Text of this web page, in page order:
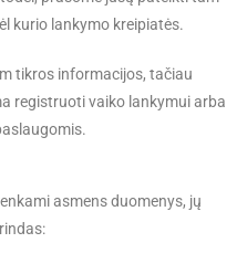
kurio lankymo kreipiatės.
tikros informacijos, tačiau
registruoti vaiko lankymui arba
asmens duomenys, jų